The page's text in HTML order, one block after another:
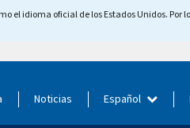
el idioma oficial de los Estados Unidos. Por
Noticias Español